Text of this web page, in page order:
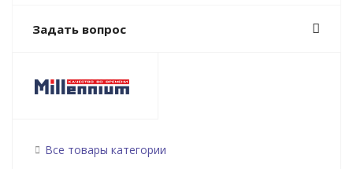
Задать вопрос
Все товары категории